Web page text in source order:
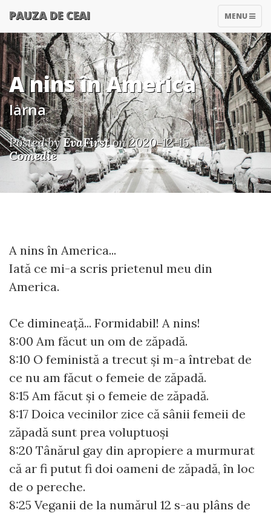
TOGGLE
MENU
PAUZA DE CEAI
A nins în America
Iarna
Posted byEvaFirston 2020-12-15
Comedie
A nins în America...
Iată ce mi-a scris prietenul meu din
America.
Ce dimineață... Formidabil! A nins!
8:00 Am făcut un om de zăpadă.
8:10 O feministă a trecut și m-a întrebat de
ce nu am făcut o femeie de zăpadă.
8:15 Am făcut și o femeie de zăpadă.
8:17 Doica vecinilor zice că sânii femeii de
zăpadă sunt prea voluptuoși
8:20 Tânărul gay din apropiere a murmurat
că ar fi putut fi doi oameni de zăpadă, în loc
de o pereche.
8:25 Veganii de la numărul 12 s-au plâns de